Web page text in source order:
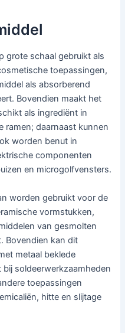
grote schaal gebruikt als
toepassingen,
als absorberend
Bovendien maakt het
als ingrediënt in
ramen; daarnaast kunnen
worden benut in
componenten
en microgolfvensters.
worden gebruikt voor de
vormstukken,
van gesmolten
Bovendien kan dit
metaal beklede
soldeerwerkzaamheden
toepassingen
hitte en slijtage